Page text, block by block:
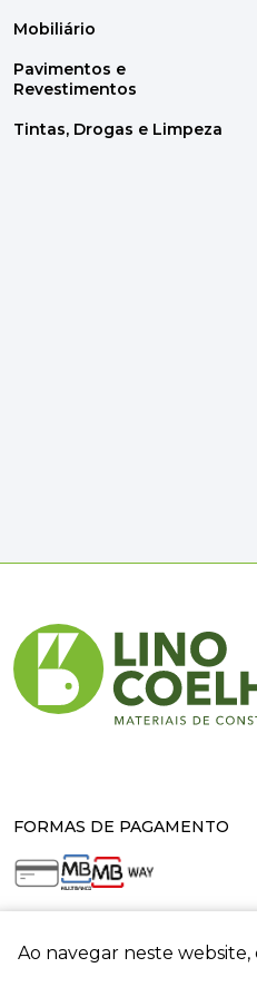
Mobiliário
Pavimentos e
Revestimentos
Tintas, Drogas e Limpeza
Ao navegar neste
FORMAS DE PAGAMENTO